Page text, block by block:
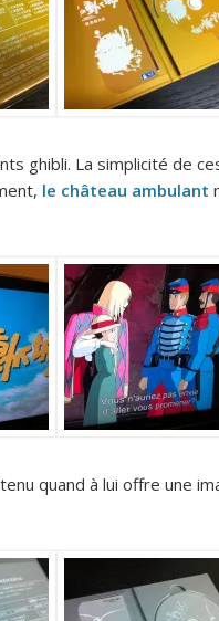
ghibli. La simplicité de
le château ambulant
quand à lui offre une